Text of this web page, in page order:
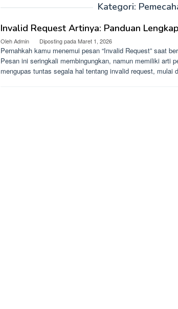
Kategori:
Invalid Request Artinya: Panduan
OlehAdmin Diposting padaMaret 1, 2026
Pernahkah kamu menemui pesan “Invalid Request” saat
Pesan ini seringkali membingungkan, namun memiliki arti
mengupas tuntas segala hal tentang invalid request, mulai